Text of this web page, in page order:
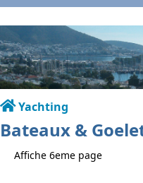
Yachting
Bateaux &
Affiche 6eme page